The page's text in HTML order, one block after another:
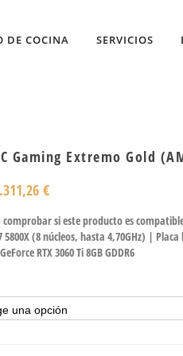
DE COCINA SERVICIOS
Gaming Extremo Gold
€
comprobar si este producto es
5800X (8 núcleos, hasta 4,70GHz) | Placa
RTX 3060 Ti 8GB GDDR6